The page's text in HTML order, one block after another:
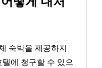
숙박을 제공하지
에 청구할 수 있으